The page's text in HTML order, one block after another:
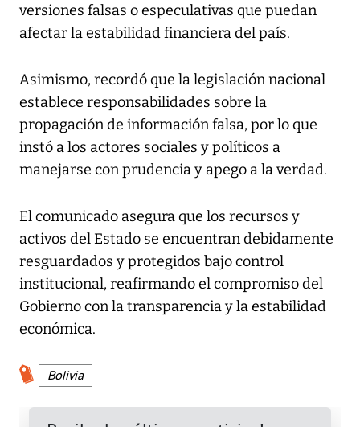
versiones falsas o especulativas que puedan
afectar la estabilidad financiera del país.
Asimismo, recordó que la legislación nacional
establece responsabilidades sobre la
propagación de información falsa, por lo que
instó a los actores sociales y políticos a
manejarse con prudencia y apego a la verdad.
El comunicado asegura que los recursos y
activos del Estado se encuentran debidamente
resguardados y protegidos bajo control
institucional, reafirmando el compromiso del
Gobierno con la transparencia y la estabilidad
económica.
Bolivia